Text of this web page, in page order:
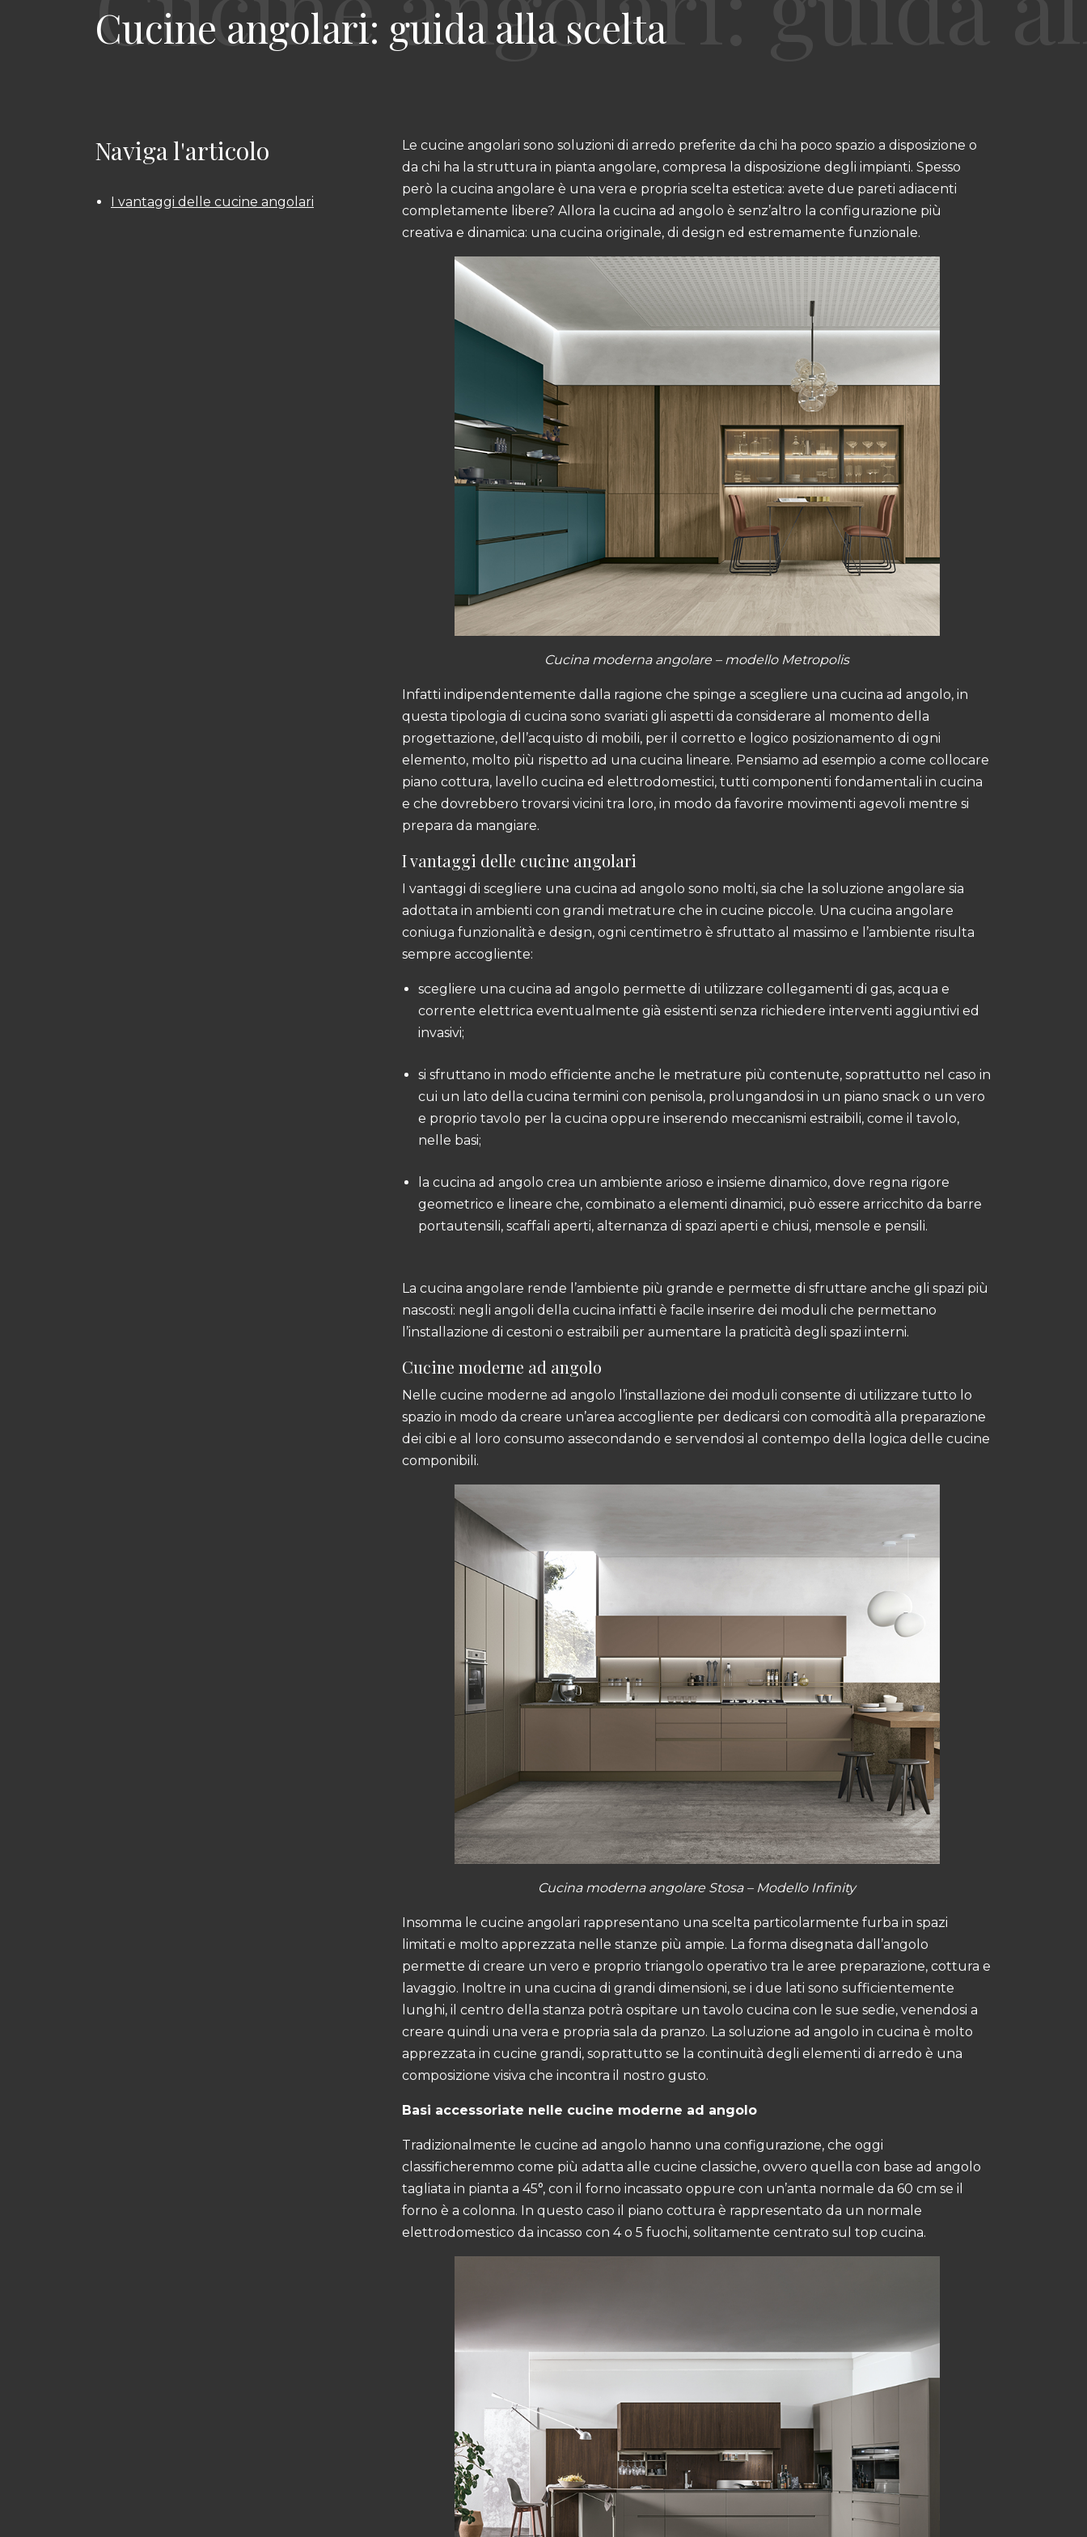
Cucine angolari: guida alla scelta
Naviga l'articolo
I vantaggi delle cucine angolari
Le cucine angolari sono soluzioni di arredo preferite da chi ha poco spazio a disposizione o
da chi ha la struttura in pianta angolare, compresa la disposizione degli impianti. Spesso
però la cucina angolare è una vera e propria scelta estetica: avete due pareti adiacenti
completamente libere? Allora la cucina ad angolo è senz’altro la configurazione più
creativa e dinamica: una cucina originale, di design ed estremamente funzionale.
Cucina moderna angolare – modello Metropolis
Infatti indipendentemente dalla ragione che spinge a scegliere una cucina ad angolo, in
questa tipologia di cucina sono svariati gli aspetti da considerare al momento della
progettazione, dell’acquisto di mobili, per il corretto e logico posizionamento di ogni
elemento, molto più rispetto ad una cucina lineare. Pensiamo ad esempio a come collocare
piano cottura, lavello cucina ed elettrodomestici, tutti componenti fondamentali in cucina
e che dovrebbero trovarsi vicini tra loro, in modo da favorire movimenti agevoli mentre si
prepara da mangiare.
I vantaggi delle cucine angolari
I vantaggi di scegliere una cucina ad angolo sono molti, sia che la soluzione angolare sia
adottata in ambienti con grandi metrature che in cucine piccole. Una cucina angolare
coniuga funzionalità e design, ogni centimetro è sfruttato al massimo e l’ambiente risulta
sempre accogliente:
scegliere una cucina ad angolo permette di utilizzare collegamenti di gas, acqua e
corrente elettrica eventualmente già esistenti senza richiedere interventi aggiuntivi ed
invasivi;
si sfruttano in modo efficiente anche le metrature più contenute, soprattutto nel caso in
cui un lato della cucina termini con penisola, prolungandosi in un piano snack o un vero
e proprio tavolo per la cucina oppure inserendo meccanismi estraibili, come il tavolo,
nelle basi;
la cucina ad angolo crea un ambiente arioso e insieme dinamico, dove regna rigore
geometrico e lineare che, combinato a elementi dinamici, può essere arricchito da barre
portautensili, scaffali aperti, alternanza di spazi aperti e chiusi, mensole e pensili.
La cucina angolare rende l’ambiente più grande e permette di sfruttare anche gli spazi più
nascosti: negli angoli della cucina infatti è facile inserire dei moduli che permettano
l’installazione di cestoni o estraibili per aumentare la praticità degli spazi interni.
Cucine moderne ad angolo
Nelle cucine moderne ad angolo l’installazione dei moduli consente di utilizzare tutto lo
spazio in modo da creare un’area accogliente per dedicarsi con comodità alla preparazione
dei cibi e al loro consumo assecondando e servendosi al contempo della logica delle cucine
componibili.
Cucina moderna angolare Stosa – Modello Infinity
Insomma le cucine angolari rappresentano una scelta particolarmente furba in spazi
limitati e molto apprezzata nelle stanze più ampie. La forma disegnata dall’angolo
permette di creare un vero e proprio triangolo operativo tra le aree preparazione, cottura e
lavaggio. Inoltre in una cucina di grandi dimensioni, se i due lati sono sufficientemente
lunghi, il centro della stanza potrà ospitare un tavolo cucina con le sue sedie, venendosi a
creare quindi una vera e propria sala da pranzo. La soluzione ad angolo in cucina è molto
apprezzata in cucine grandi, soprattutto se la continuità degli elementi di arredo è una
composizione visiva che incontra il nostro gusto.
Basi accessoriate nelle cucine moderne ad angolo
Tradizionalmente le cucine ad angolo hanno una configurazione, che oggi
classificheremmo come più adatta alle cucine classiche, ovvero quella con base ad angolo
tagliata in pianta a 45°, con il forno incassato oppure con un’anta normale da 60 cm se il
forno è a colonna. In questo caso il piano cottura è rappresentato da un normale
elettrodomestico da incasso con 4 o 5 fuochi, solitamente centrato sul top cucina.